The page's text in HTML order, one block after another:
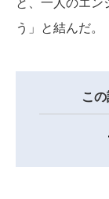
う」と結んだ。
こ